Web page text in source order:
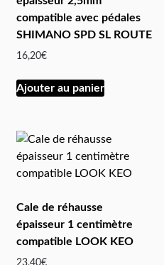
compatible avec pédales
SHIMANO SPD SL ROUTE
16,20€
Ajouter au panier
Cale de réhausse
épaisseur 1 centimètre
compatible LOOK KEO
23,40€